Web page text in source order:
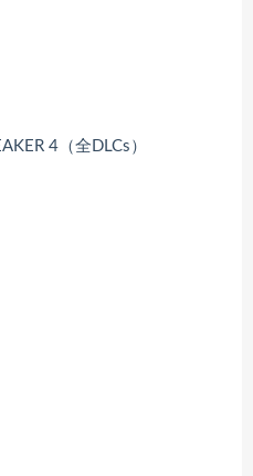
4（全DLCs）